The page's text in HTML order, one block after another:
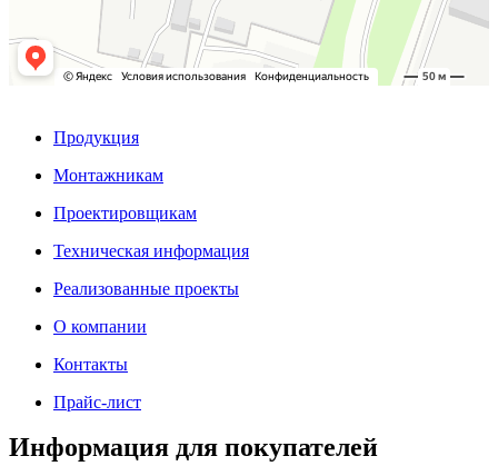
Продукция
Монтажникам
Проектировщикам
Техническая информация
Реализованные проекты
О компании
Контакты
Прайс-лист
Информация для покупателей